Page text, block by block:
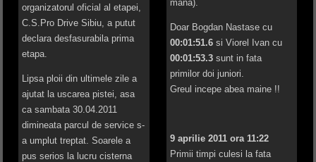
organizatorul oficial al etapei,
C.S.Pro Drive Sibiu, a putut
declara desfasurabila prima
etapa.
Lipsa ploii din ultimele zile a
ajutat la uscarea pistei, asa
ca sambata 30.04.2011
dimineata parcul de service s-
a umplut treptat. Soarele a
pus serios la lucru cisterna
mana).
Doar Bogdan Nastase cu
00:01:51.6si Viorel Ivan cu
00:01:53.3sunt in fata
primilor doi juniori.
Greul incepe abea maine !!
9 aprilie 2011 ora 11:22
Primii timpi culesi la fata